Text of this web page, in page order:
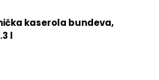
kaserola bundeva,
l